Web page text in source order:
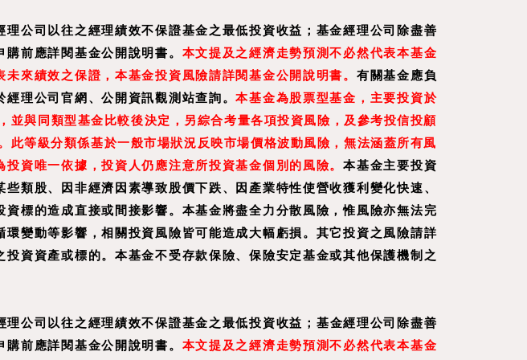
公司以往之經理績效不保證基金之最低投資收益；基金經理公司除盡善
前應詳閱基金公開說明書。 本文提及之經濟走勢預測不必然代表本基金
來績效之保證，本基金投資風險請詳閱基金公開說明書。 有關基金應負
理公司官網、公開資訊觀測站查詢。本基金為股票型基金，主要投資於
與同類型基金比較後決定，另綜合考量各項投資風險，及參考投信投顧
等級分類係基於一般市場狀況反映市場價格波動風險，無法涵蓋所有風
資唯一依據，投資人仍應注意所投資基金個別的風險。本基金主要投資
類股、因非經濟因素導致股價下跌、因產業特性使營收獲利變化快速、
標的造成直接或間接影響。本基金將盡全力分散風險，惟風險亦無法完
變動等影響，相關投資風險皆可能造成大幅虧損。其它投資之風險請詳
資資產或標的。本基金不受存款保險、保險安定基金或其他保護機制之
公司以往之經理績效不保證基金之最低投資收益；基金經理公司除盡善
前應詳閱基金公開說明書。 本文提及之經濟走勢預測不必然代表本基金